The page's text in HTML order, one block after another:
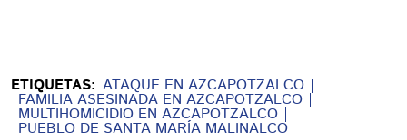
ETIQUETAS: ATAQUE EN AZCAPOTZALCO
FAMILIA ASESINADA EN AZCAPOTZALCO
MULTIHOMICIDIO EN AZCAPOTZALCO
PUEBLO DE SANTA MARÍA MALINALCO